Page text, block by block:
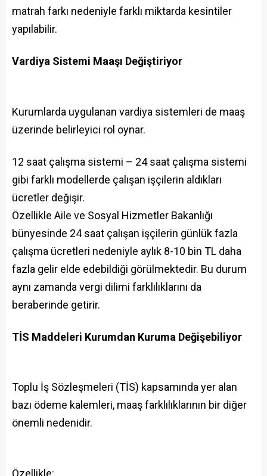
matrah farkı nedeniyle farklı miktarda kesintiler
yapılabilir.
Vardiya Sistemi Maaşı Değiştiriyor
Kurumlarda uygulanan vardiya sistemleri de maaş
üzerinde belirleyici rol oynar.
12 saat çalışma sistemi – 24 saat çalışma sistemi
gibi farklı modellerde çalışan işçilerin aldıkları
ücretler değişir.
Özellikle Aile ve Sosyal Hizmetler Bakanlığı
bünyesinde 24 saat çalışan işçilerin günlük fazla
çalışma ücretleri nedeniyle aylık 8-10 bin TL daha
fazla gelir elde edebildiği görülmektedir. Bu durum
aynı zamanda vergi dilimi farklılıklarını da
beraberinde getirir.
TİS Maddeleri Kurumdan Kuruma Değişebiliyor
Toplu İş Sözleşmeleri (TİS) kapsamında yer alan
bazı ödeme kalemleri, maaş farklılıklarının bir diğer
önemli nedenidir.
Özellikle: